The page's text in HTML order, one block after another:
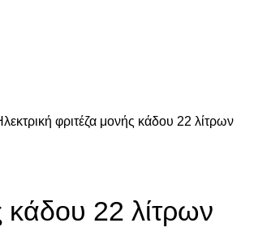
φριτέζα μονής κάδου 22 λίτρων
κάδου 22 λίτρων